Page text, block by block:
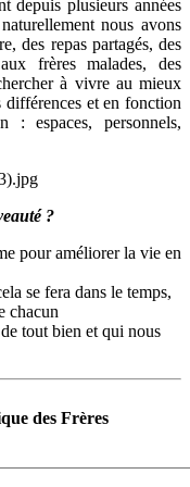
depuis plusieurs années
nous avons
des repas partagés, des
frères malades, des
à vivre au mieux
et en fonction
: espaces, personnels,
?
pour améliorer la vie en
se fera dans le temps,
chacun
tout bien et qui nous
des Frères